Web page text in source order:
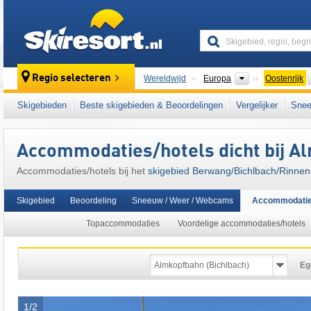
Regio selecteren Wereldwijd Europa Continenten
Oostenrijk
Dit skigebied ligt ook in: Zwischentoren ,
noordelijke deel van de oostelijke Alpen
West-Europa, Midden-Europa, Europese
Skigebieden Beste skigebieden & Beoordelingen Vergelijker
Accommodaties/hotels dicht bij
Accommodaties/hotels bij het skigebied Berwang/​Bichlbach/​Rinnen
Skigebied Beoordeling Sneeuw / Weer / Webcams
Topaccommodaties Voordelige accommodaties/hotels
1/2